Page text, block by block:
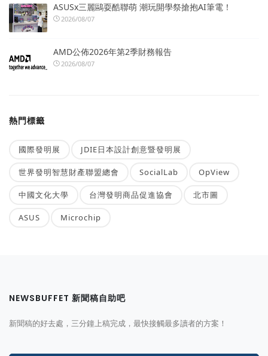
ASUSx三麗鷗耍酷聯萌 潮玩開學祭搶抱AI筆電！
2026/08/07
AMD公佈2026年第2季財務報告
2026/08/07
熱門標籤
國際發明展 JDIE日本設計創意暨發明展
世界發明智慧財產聯盟總會 SocialLab OpView
中國文化大學 台灣發明商品促進協會 北市圖
ASUS Microchip
NEWSBUFFET 新聞稿自助吧
新聞稿的好去處，三分鐘上稿完成，最快接觸最多讀者的方案！